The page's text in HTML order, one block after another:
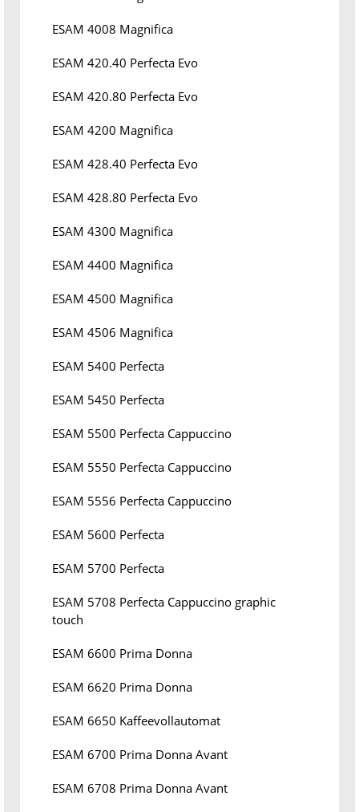
ESAM 4008 Magnifica
ESAM 420.40 Perfecta Evo
ESAM 420.80 Perfecta Evo
ESAM 4200 Magnifica
ESAM 428.40 Perfecta Evo
ESAM 428.80 Perfecta Evo
ESAM 4300 Magnifica
ESAM 4400 Magnifica
ESAM 4500 Magnifica
ESAM 4506 Magnifica
ESAM 5400 Perfecta
ESAM 5450 Perfecta
ESAM 5500 Perfecta Cappuccino
ESAM 5550 Perfecta Cappuccino
ESAM 5556 Perfecta Cappuccino
ESAM 5600 Perfecta
ESAM 5700 Perfecta
ESAM 5708 Perfecta Cappuccino graphic
touch
ESAM 6600 Prima Donna
ESAM 6620 Prima Donna
ESAM 6650 Kaffeevollautomat
ESAM 6700 Prima Donna Avant
ESAM 6708 Prima Donna Avant